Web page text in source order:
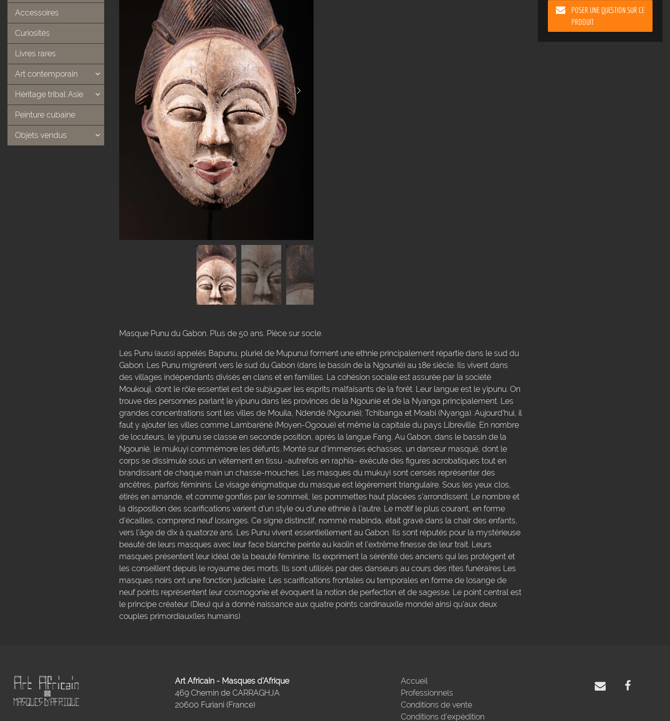
Accessoires
Curiosités
Livres rares
Art contemporain
Héritage tribal Asie
Peinture cubaine
Objets vendus
Masque Punu du Gabon. Plus de 50 ans. Pièce sur socle.
Les Punu (aussi appelés Bapunu, pluriel de Mupunu) forment une ethnie principalement répartie dans le sud du
Gabon. Les Punu migrèrent vers le sud du Gabon (dans le bassin de la Ngounié) au 18e siècle. Ils vivent dans
des villages indépendants divisés en clans et en familles. La cohésion sociale est assurée par la société
Moukouji, dont le rôle essentiel est de subjuguer les esprits malfaisants de la forêt. Leur langue est le yipunu. On
trouve des personnes parlant le yipunu dans les provinces de la Ngounié et de la Nyanga principalement. Les
grandes concentrations sont les villes de Mouila, Ndendé (Ngounié); Tchibanga et Moabi (Nyanga). Aujourd'hui, il
faut y ajouter les villes comme Lambaréné (Moyen-Ogooué) et même la capitale du pays Libreville. En nombre
de locuteurs, le yipunu se classe en seconde position, après la langue Fang. Au Gabon, dans le bassin de la
Ngounié, le mukuyi commémore les défunts. Monté sur d'immenses échasses, un danseur masqué, dont le
corps se dissimule sous un vêtement en tissu -autrefois en raphia- exécute des figures acrobatiques tout en
brandissant de chaque main un chasse-mouches. Les masques du mukuyi sont censés représenter des
ancêtres, parfois féminins. Le visage énigmatique du masque est légérement triangulaire. Sous les yeux clos,
étirés en amande, et comme gonflés par le sommeil, les pommettes haut placées s'arrondissent. Le nombre et
la disposition des scarifications varient d'un style ou d'une ethnie à l'autre. Le motif le plus courant, en forme
d'écailles, comprend neuf losanges. Ce signe distinctif, nommé mabinda, était gravé dans la chair des enfants,
vers l'âge de dix à quatorze ans. Les Punu vivent essentiellement au Gabon. Ils sont réputés pour la mystérieuse
beauté de leurs masques avec leur face blanche peinte au kaolin et l'extrême finesse de leur trait. Leurs
masques présentent leur idéal de la beauté féminine. Ils expriment la sérénité des anciens qui les protègent et
les conseillent depuis le royaume des morts. Ils sont utilisés par des danseurs au cours des rites funéraires Les
masques noirs ont une fonction judiciaire. Les scarifications frontales ou temporales en forme de losange de
neuf points représentent leur cosmogonie et évoquent la notion de perfection et de sagesse. Le point central est
le principe créateur (Dieu) qui a donné naissance aux quatre points cardinaux(le monde) ainsi qu'aux deux
couples primordiaux(les humains)
POSER UNE QUESTION SUR CE
PRODUIT
Art Africain - Masques d'Afrique
469 Chemin de CARRAGHJA
20600 Furiani (France)
Accueil
Professionnels
Conditions de vente
Conditions d'expédition